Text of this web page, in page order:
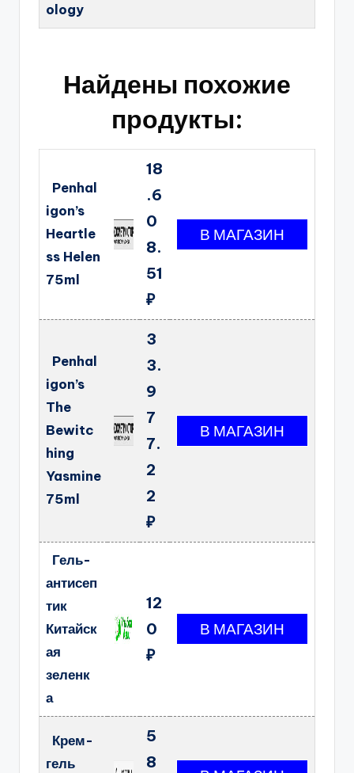
ology
Найдены похожие
продукты:
Penhal
igon’s
Heartle
ss Helen
75ml
18
.6
0
8.
51
₽
Penhal
igon’s
The
Bewitc
hing
Yasmine
75ml
3
3.
9
7
7.
2
2
₽
Гель-
антисеп
тик
Китайск
ая
зеленк
а
12
0
₽
Крем-
гель
5
8